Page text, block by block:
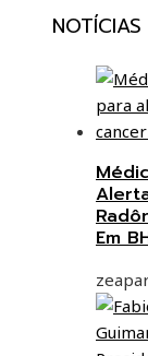
Em